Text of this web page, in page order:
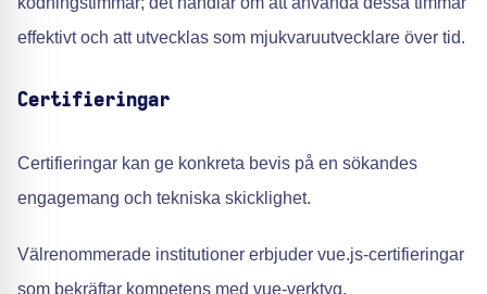
effektivt och att utvecklas som mjukvaruutvecklare över tid.
Certifieringar
Certifieringar kan ge konkreta bevis på en sökandes
engagemang och tekniska skicklighet.
Välrenommerade institutioner erbjuder vue.js-certifieringar
som bekräftar kompetens med vue-verktyg.